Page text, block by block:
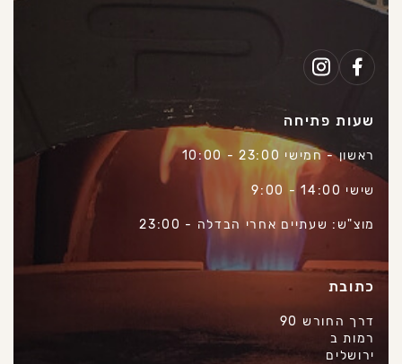
שעות פתיחה
ראשון - חמישי 23:00 - 10:00
שישי 14:00 - 9:00
מוצ"ש: שעתיים אחרי הבדלה - 23:00
כתובת
דרך החורש 90
רמות ב
ירושלים